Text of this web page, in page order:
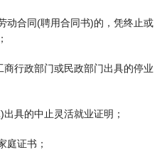
合同(聘用合同书)的，凭终止或
行政部门或民政部门出具的停业
具的中止灵活就业证明；
证书；